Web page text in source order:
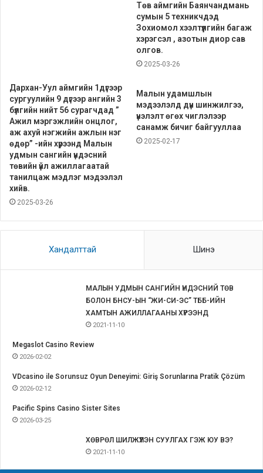
Төв аймгийн Баянчандмань
сумын 5 техникчдэд
Зохиомол хээлтүүлгийн багаж
хэрэгсэл , азотын диор сав
олгов.
2025-03-26
Дархан-Уул аймгийн 1дүгээр
сургуулийн 9 дүгээр ангийн 3
бүлгийн нийт 56 сурагчдад ”
Ажил мэргэжлийн онцлог,
аж ахуй нэгжийн ажлын нэг
өдөр” -ийн хүрээнд Малын
удмын сангийн үндэсний
төвийн үйл ажиллагаатай
танилцаж мэдлэг мэдээлэл
хийв.
2025-03-26
Малын удамшлын
мэдээлэлд дүн шинжилгээ,
үнэлэлт өгөх чиглэлээр
санамж бичиг байгууллаа
2025-02-17
Хандалттай Шинэ
МАЛЫН УДМЫН САНГИЙН ҮНДЭСНИЙ ТӨВ
БОЛОН БНСУ-ЫН “ЖИ-СИ-ЭС” ТББ-ИЙН
ХАМТЫН АЖИЛЛАГААНЫ ХҮРЭЭНД
2021-11-10
Megaslot Casino Review
2026-02-02
VDcasino ile Sorunsuz Oyun Deneyimi: Giriş Sorunlarına Pratik Çözüm
2026-02-12
Pacific Spins Casino Sister Sites
2026-03-25
ХӨВРӨЛ ШИЛЖҮҮЛЭН СУУЛГАХ ГЭЖ ЮУ ВЭ?
2021-11-10